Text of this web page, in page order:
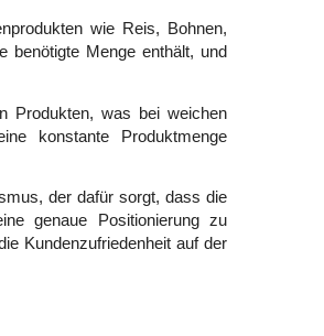
wie Reis, Bohnen,
benötigte Menge enthält, und
Produkten, was bei weichen
konstante Produktmenge
der dafür sorgt, dass die
genaue Positionierung zu
Kundenzufriedenheit auf der